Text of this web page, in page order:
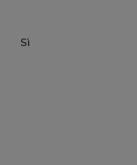
Sì